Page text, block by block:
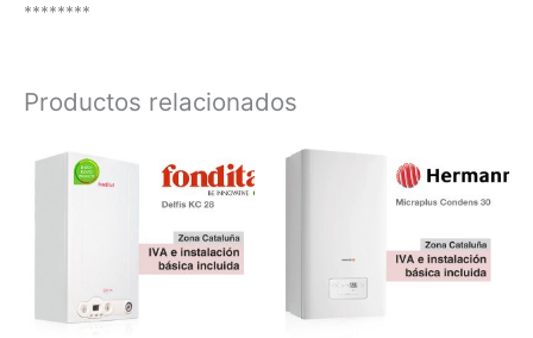
********
Productos relacionados